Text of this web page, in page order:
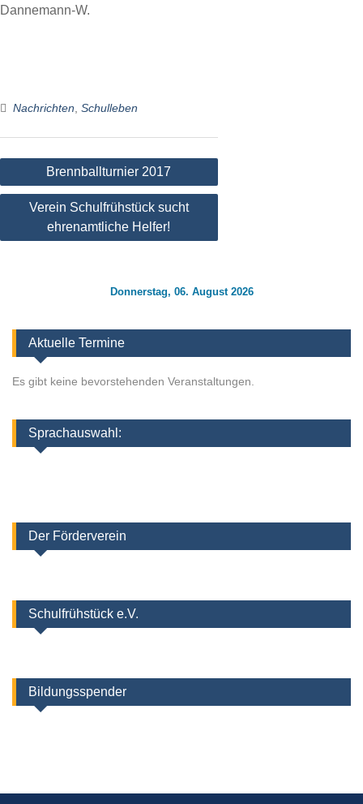
Dannemann-W.
Nachrichten Schulleben
Beitragsnavigation
Brennballturnier 2017
Verein Schulfrühstück sucht
ehrenamtliche Helfer!
Donnerstag, 06. August 2026
Aktuelle Termine
Es gibt keine bevorstehenden Veranstaltungen.
Sprachauswahl:
Der Förderverein
Schulfrühstück e.V.
Bildungsspender